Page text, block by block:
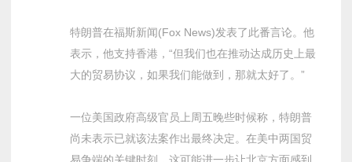
特朗普在福斯新闻(Fox News)发表了此番言论。他
表示，他支持香港，“但我们也在推动达成历史上最
大的贸易协议，如果我们能做到，那就太好了。”
一位美国政府高级官员上周五晚些时候称，特朗普
尚未表示已就该法案作出最终决定。在美中两国贸
易争端的关键时刻，这可能进一步让北京方面感到